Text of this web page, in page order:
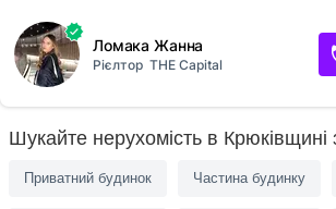
на першому поверсі • комора • гардероб •
території: • доглянуті доріжки з тротуарної
автоматичні ворота Локація: поруч парк, озеро
поєднання комфорту та природи. Запрошуємо на
Ломака Жанна
Рієлтор THE Capital
Шукайте нерухомість в Крюківщині
Приватний будинок Частина будинку
телефон
причина
Додати
Публікація оголошень
користувачів в ролі
Якщо на вашій